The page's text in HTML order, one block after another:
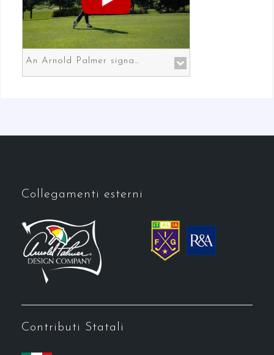
An Arnold Palmer signature course in Prato the gateway to Florence
Collegamenti esterni
Contributi Statali